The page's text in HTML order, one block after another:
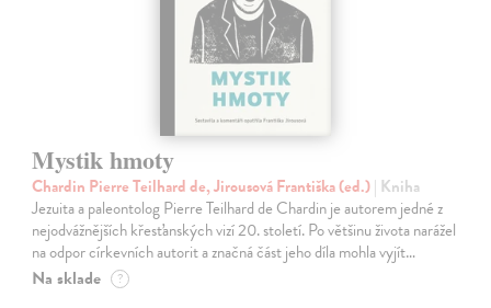
Mystik hmoty
Chardin Pierre Teilhard de, Jirousová Františka (ed.)| Kniha
Jezuita a paleontolog Pierre Teilhard de Chardin je autorem jedné z
nejodvážnějších křesťanských vizí 20. století. Po většinu života narážel
na odpor církevních autorit a značná část jeho díla mohla vyjít…
Na sklade ?